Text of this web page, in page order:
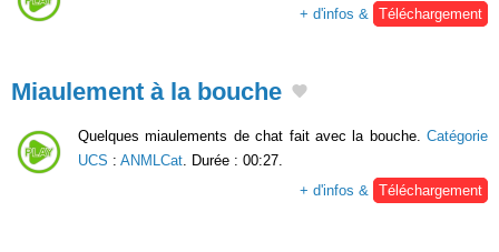
+ d'infos &
Téléchargement
Miaulement à la bouche
Quelques miaulements de chat fait avec la bouche. Catégorie
UCS : ANMLCat. Durée : 00:27.
+ d'infos & Téléchargement